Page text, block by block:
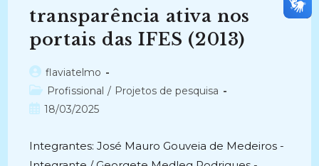
transparência ativa nos
portais das IFES (2013)
Autor
do
post:
flaviatelmo
Categoria
do
Profissional / Projetos de pesquisa
Post18/03/2025
Integrantes: José Mauro Gouveia de Medeiros -